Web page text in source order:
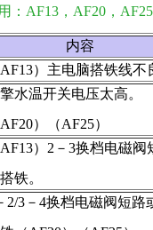
：AF13，AF20，
内容
AF13）主电脑搭铁线不
水温开关电压太高。
AF20）（AF25）
AF13）2－3换档电磁阀
铁。
2/3－4换档电磁阀短路